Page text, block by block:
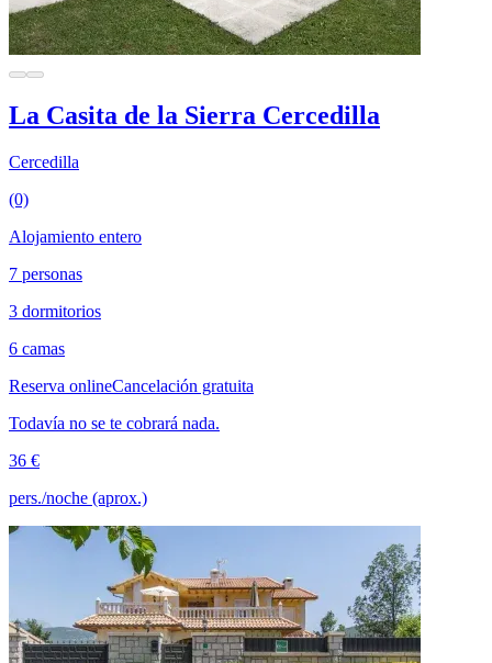
La Casita de la Sierra Cercedilla
Cercedilla
(0)
Alojamiento entero
7 personas
3 dormitorios
6 camas
Reserva onlineCancelación gratuita
Todavía no se te cobrará nada.
36 €
pers./noche (aprox.)